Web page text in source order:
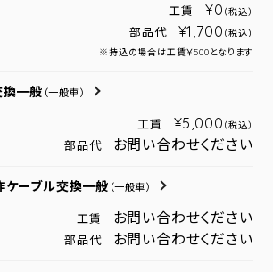
工賃 ¥0 （税込）
部品代 ¥1,700 （税込）
※持込の場合は工賃￥500となります
換一般 （一般車）
工賃 ¥5,000 （税込）
部品代 お問い合わせください
ケーブル交換一般 （一般車）
工賃 お問い合わせください
部品代 お問い合わせください